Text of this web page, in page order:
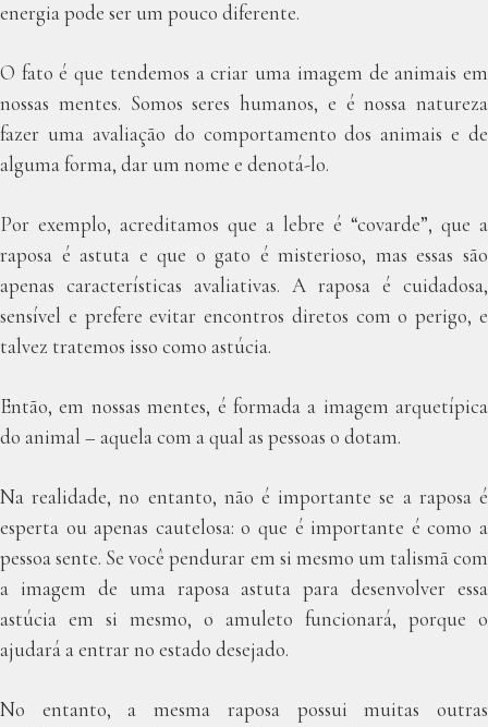
energia pode ser um pouco diferente.
O fato é que tendemos a criar uma imagem de animais em
nossas mentes. Somos seres humanos, e é nossa natureza
fazer uma avaliação do comportamento dos animais e de
alguma forma, dar um nome e denotá-lo.
Por exemplo, acreditamos que a lebre é “covarde”, que a
raposa é astuta e que o gato é misterioso, mas essas são
apenas características avaliativas. A raposa é cuidadosa,
sensível e prefere evitar encontros diretos com o perigo, e
talvez tratemos isso como astúcia.
Então, em nossas mentes, é formada a imagem arquetípica
do animal – aquela com a qual as pessoas o dotam.
Na realidade, no entanto, não é importante se a raposa é
esperta ou apenas cautelosa: o que é importante é como a
pessoa sente. Se você pendurar em si mesmo um talismã com
a imagem de uma raposa astuta para desenvolver essa
astúcia em si mesmo, o amuleto funcionará, porque o
ajudará a entrar no estado desejado.
No entanto, a mesma raposa possui muitas outras